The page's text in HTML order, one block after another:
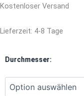
Kostenloser Versand
Lieferzeit: 4-8 Tage
Durchmesser:
Feuerschale
"Porto"